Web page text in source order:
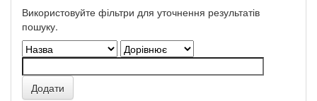
Використовуйте фільтри для уточнення результатів
пошуку.